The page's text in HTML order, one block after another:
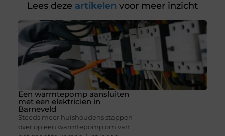
Lees deze artikelen voor meer inzicht
Een warmtepomp aansluiten
met een elektricien in
Barneveld
Steeds meer huishoudens stappen
over op een warmtepomp om van